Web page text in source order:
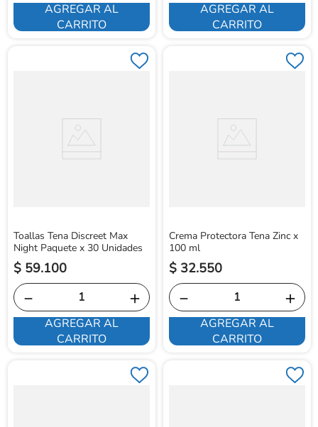
AGREGAR AL
CARRITO
AGREGAR AL
CARRITO
Toallas Tena Discreet Max
Night Paquete x 30 Unidades
$ 59.100
＋
－
AGREGAR AL
CARRITO
Crema Protectora Tena Zinc x
100 ml
$ 32.550
＋
－
AGREGAR AL
CARRITO